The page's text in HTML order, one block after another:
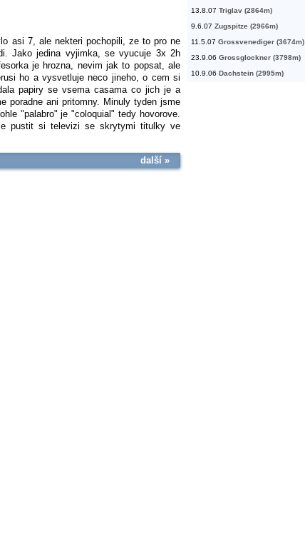
asi 7, ale nekteri pochopili, ze to pro ne
Jako jedina vyjimka, se vyucuje 3x 2h
je hrozna, nevim jak to popsat, ale
ho a vysvetluje neco jineho, o cem si
papiry se vsema casama co jich je a
poradne ani pritomny. Minuly tyden jsme
"palabro" je "coloquial" tedy hovorove.
pustit si televizi se skrytymi titulky ve
další »
13.8.07 Triglav (2864m)
9.6.07 Zugspitze (2966m)
11.5.07 Grossvenediger (3674m)
23.9.06 Grossglockner (3798m)
10.9.06 Dachstein (2995m)